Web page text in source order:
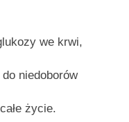
we krwi,
niedoborów
życie.